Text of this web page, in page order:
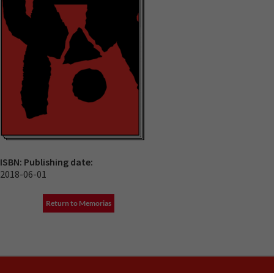
ISBN: Publishing date:
2018-06-01
Return to Memorias